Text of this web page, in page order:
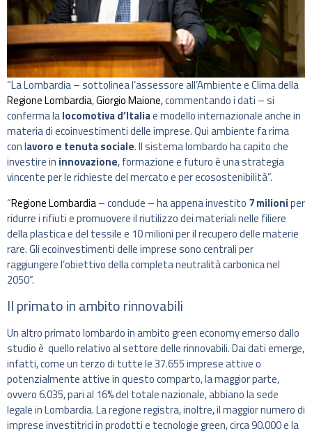
“La Lombardia – sottolinea l’assessore all’Ambiente e Clima della
Regione Lombardia,Giorgio Maione,commentando i dati – si
conferma lalocomotiva d’Italiae modello internazionale anche in
materia di ecoinvestimenti delle imprese. Qui ambiente fa rima
con lavoro e tenuta sociale. Il sistema lombardo ha capito che
investire in innovazione, formazione e futuro è una strategia
vincente per le richieste del mercato e per ecosostenibilità”.
“Regione Lombardia– conclude – ha appena investito 7 milioniper
ridurre i rifiuti e promuovere il riutilizzo dei materiali nelle filiere
della plastica e del tessile e 10 milioni per il recupero delle materie
rare. Gli ecoinvestimenti delle imprese sono centrali per
raggiungere l’obiettivo della completa neutralità carbonica nel
2050”.
Il primato in ambito rinnovabili
Un altro primato lombardo in ambito green economy emerso dallo
studio è quello relativo al settore delle rinnovabili. Dai dati emerge,
infatti, come un terzo di tutte le 37.655 imprese attive o
potenzialmente attive in questo comparto, la maggior parte,
ovvero 6.035, pari al 16% del totale nazionale, abbiano la sede
legale in Lombardia. La regione registra, inoltre, il maggior numero di
imprese investitrici in prodotti e tecnologie green, circa 90.000 e la